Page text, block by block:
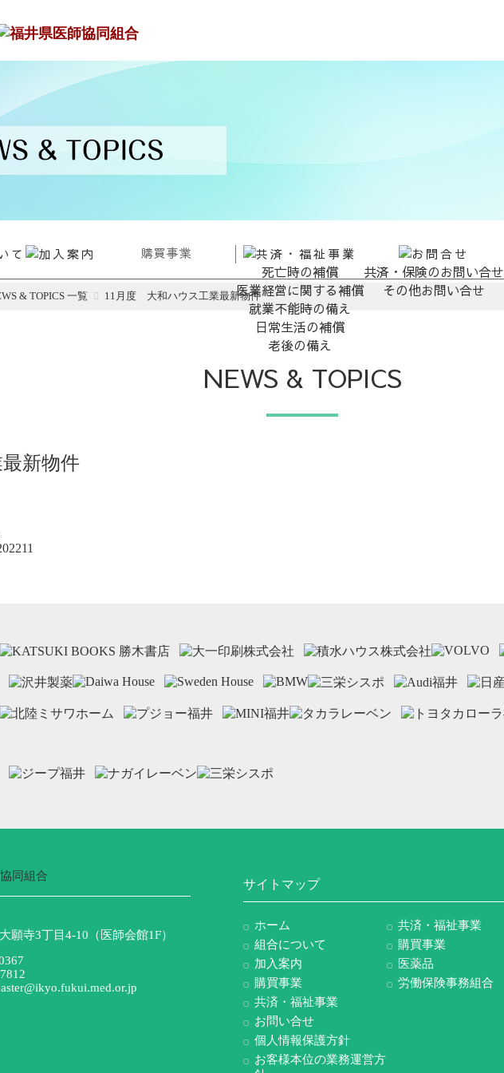
死亡時の補償
医業経営に関する補償
就業不能時の備え
日常生活の補償
老後の備え
共済・保険のお問い合せ
その他お問い合せ
& TOPICS 一覧 11月度 大和ハウス工業最新物件
NEWS & TOPICS
新物件
願寺3丁目4-10（医師会館1F）
サイトマップ
ホーム
組合について
加入案内
購買事業
共済・福祉事業
お問い合せ
個人情報保護方針
お客様本位の業務運営方
共済・福祉事業
購買事業
医薬品
労働保険事務組合